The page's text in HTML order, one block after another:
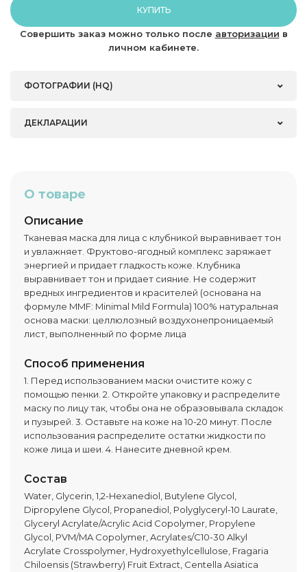
КУПИТЬ
Совершить заказ можно только после авторизации в
личном кабинете.
ФОТОГРАФИИ (HQ)
ДЕКЛАРАЦИИ
О товаре
Описание
Тканевая маска для лица с клубникой выравнивает тон
и увлажняет. Фруктово-ягодный комплекс заряжает
энергией и придает гладкость коже. Клубника
выравнивает тон и придает сияние. Не содержит
вредных ингредиентов и красителей (основана на
формуле MMF: Minimal Mild Formula) 100% натуральная
основа маски: целлюлозный воздухонепроницаемый
лист, выполненный по форме лица
Способ применения
1. Перед использованием маски очистите кожу с
помощью пенки. 2. Откройте упаковку и распределите
маску по лицу так, чтобы она не образовывала складок
и пузырей. 3. Оставьте на коже на 10-20 минут. После
использования распределите остатки жидкости по
коже лица и шеи. 4. Нанесите дневной крем.
Состав
Water, Glycerin, 1,2-Hexanediol, Butylene Glycol,
Dipropylene Glycol, Propanediol, Polyglyceryl-10 Laurate,
Glyceryl Acrylate/Acrylic Acid Copolymer, Propylene
Glycol, PVM/MA Copolymer, Acrylates/C10-30 Alkyl
Acrylate Crosspolymer, Hydroxyethylcellulose, Fragaria
Chiloensis (Strawberry) Fruit Extract, Centella Asiatica